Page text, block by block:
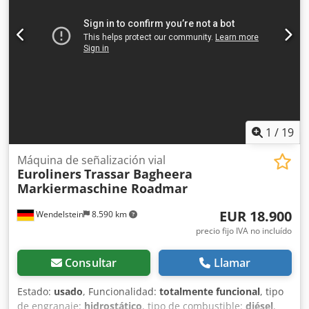
reservada.
1 / 19
Wendelstein 8.590 km
Máquina de señalización vial
EurolinersTrassar Bagheera
Markiermaschine Roadmar
EUR 18.900
precio fijo IVA no incluído
Consultar Llamar
Estado: usado, Funcionalidad: totalmente funcional, tipo
de engranaje: hidrostático, tipo de combustible: diésel,